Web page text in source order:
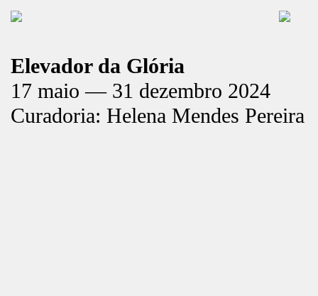
Elevador da Glória
17 maio — 31 dezembro 2024
Curadoria: Helena Mendes Pereira